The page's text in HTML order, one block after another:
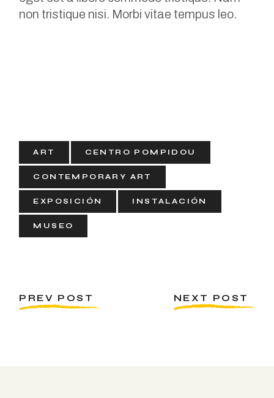
non tristique nisi. Morbi vitae tempus leo.
ART CENTRO POMPIDOU
CONTEMPORARY ART
EXPOSICIÓN INSTALACIÓN
MUSEO
PREV POST NEXT POST